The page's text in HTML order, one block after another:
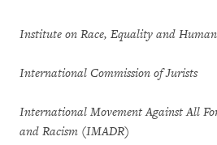
Institute on Race, Equality and
International Commission of Jurists
International Movement Against All
and Racism (IMADR)